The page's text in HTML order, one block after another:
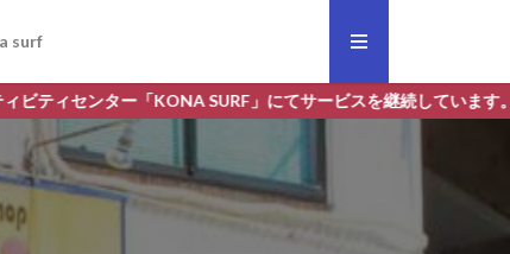
surf
「KONA SURF」にてサービスを継続しています。よろしくおね